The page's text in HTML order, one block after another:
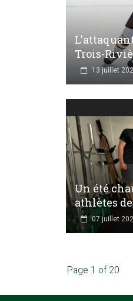
Trois-
13 juillet
Un été
athlètes
07 juillet
Page 1 of 20